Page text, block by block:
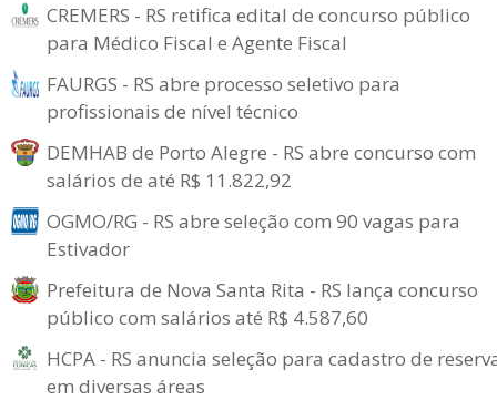
CREMERS - RS retifica edital de concurso público
para Médico Fiscal e Agente Fiscal
FAURGS - RS abre processo seletivo para
profissionais de nível técnico
DEMHAB de Porto Alegre - RS abre concurso com
salários de até R$ 11.822,92
OGMO/RG - RS abre seleção com 90 vagas para
Estivador
Prefeitura de Nova Santa Rita - RS lança concurso
público com salários até R$ 4.587,60
HCPA - RS anuncia seleção para cadastro de
em diversas áreas